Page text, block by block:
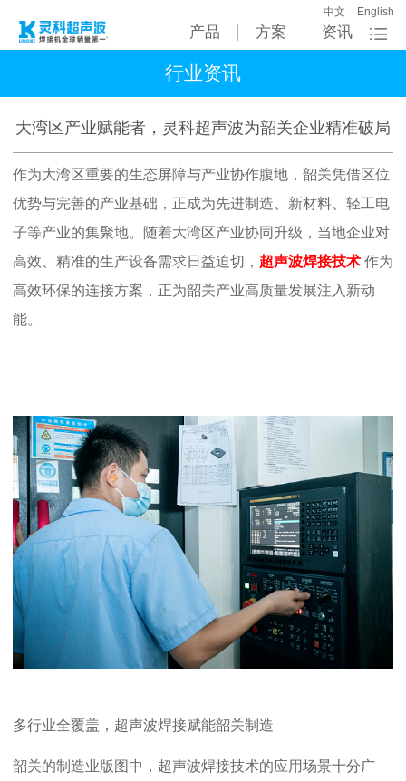
产品 方案 资讯
中文 English
行业资讯
大湾区产业赋能者，灵科超声波为韶关企业精准破局
作为大湾区重要的生态屏障与产业协作腹地，韶关凭借区位
优势与完善的产业基础，正成为先进制造、新材料、轻工电
子等产业的集聚地。随着大湾区产业协同升级，当地企业对
高效、精准的生产设备需求日益迫切， 超声波焊接技术 作为
高效环保的连接方案，正为韶关产业高质量发展注入新动
能。
多行业全覆盖，超声波焊接赋能韶关制造
韶关的制造业版图中，超声波焊接技术的应用场景十分广